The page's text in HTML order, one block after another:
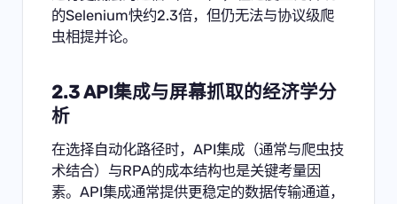
的Selenium快约2.3倍，但仍无法与协议级爬
虫相提并论。
2.3 API集成与屏幕抓取的经济学分
析
在选择自动化路径时，API集成（通常与爬虫技
术结合）与RPA的成本结构也是关键考量因
素。API集成通常提供更稳定的数据传输通道，